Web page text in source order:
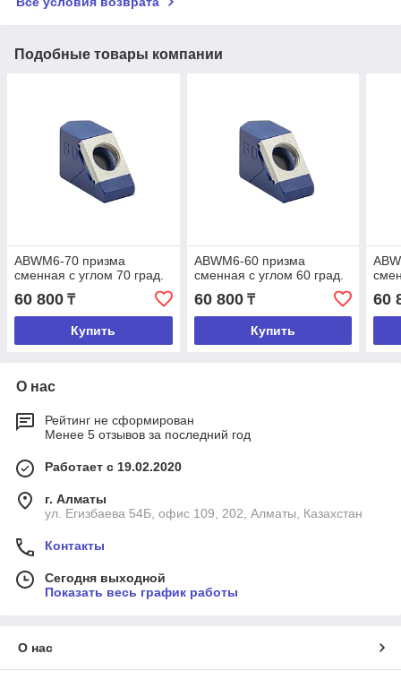
Подобные товары компании
ABWM6-70 призма
сменная с углом 70 град.
60 800 ₸
Купить
ABWM6-60 призма
сменная с углом 60 град.
60 800₸
Купить
60
О нас
Рейтинг не сформирован
Менее 5 отзывов за последний год
Работает с 19.02.2020
г. Алматы
ул. Егизбаева 54Б, офис 109, 202, Алматы, Казахстан
Контакты
Сегодня выходной
Показать весь график работы
О нас